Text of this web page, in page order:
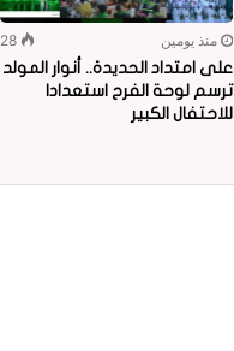
منذ يومين
28
على امتداد الحديدة.. أنوار المولد
ترسم لوحة الفرح استعدادا
للاحتفال الكبير